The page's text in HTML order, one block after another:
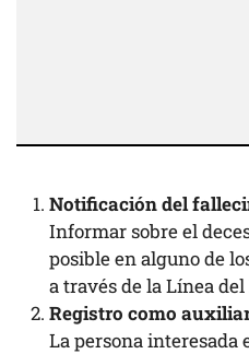
Notificación del
Informar sobre el
posible en alguno de
a través de la Línea
Registro como
La persona interesada